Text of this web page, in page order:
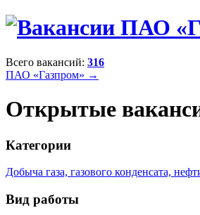
Всего вакансий: 316
ПАО «Газпром» →
Открытые
Категории
Добыча газа, газового конденсата,
Вид работы